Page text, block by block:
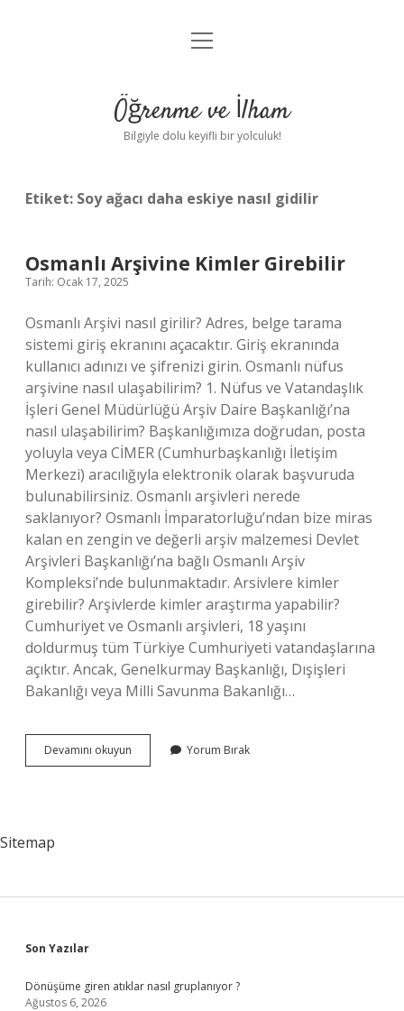
Anasayfa
Yasal Uyarı
menüyü
Öğrenme ve İlham
Bilgiyle dolu keyifli bir yolculuk!
Etiket: Soy ağacı daha eskiye nasıl gidilir
Osmanlı Arşivine Kimler Girebilir
Tarih: Ocak 17, 2025
Osmanlı Arşivi nasıl girilir? Adres, belge tarama
sistemi giriş ekranını açacaktır. Giriş ekranında
kullanıcı adınızı ve şifrenizi girin. Osmanlı nüfus
arşivine nasıl ulaşabilirim? 1. Nüfus ve Vatandaşlık
İşleri Genel Müdürlüğü Arşiv Daire Başkanlığı’na
nasıl ulaşabilirim? Başkanlığımıza doğrudan, posta
yoluyla veya CİMER (Cumhurbaşkanlığı İletişim
Merkezi) aracılığıyla elektronik olarak başvuruda
bulunabilirsiniz. Osmanlı arşivleri nerede
saklanıyor? Osmanlı İmparatorluğu’ndan bize miras
kalan en zengin ve değerli arşiv malzemesi Devlet
Arşivleri Başkanlığı’na bağlı Osmanlı Arşiv
Kompleksi’nde bulunmaktadır. Arsivlere kimler
girebilir? Arşivlerde kimler araştırma yapabilir?
Cumhuriyet ve Osmanlı arşivleri, 18 yaşını
doldurmuş tüm Türkiye Cumhuriyeti vatandaşlarına
açıktır. Ancak, Genelkurmay Başkanlığı, Dışişleri
Bakanlığı veya Milli Savunma Bakanlığı…
Devamını okuyun Osmanlı
Arşivine
Yorum Bırak
Sitemap
Sidebar
Son Yazılar
Dönüşüme giren atıklar nasıl gruplanıyor ?
Ağustos 6, 2026